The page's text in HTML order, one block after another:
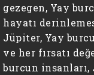
gezegen, Yay
hayatı
Jüpiter, Yay
ve her fırsatı
burcun